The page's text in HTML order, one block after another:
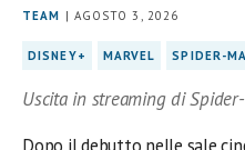
TEAM | AGOSTO 3, 2026
DISNEY+ MARVEL SPIDER-
Uscita in streaming di